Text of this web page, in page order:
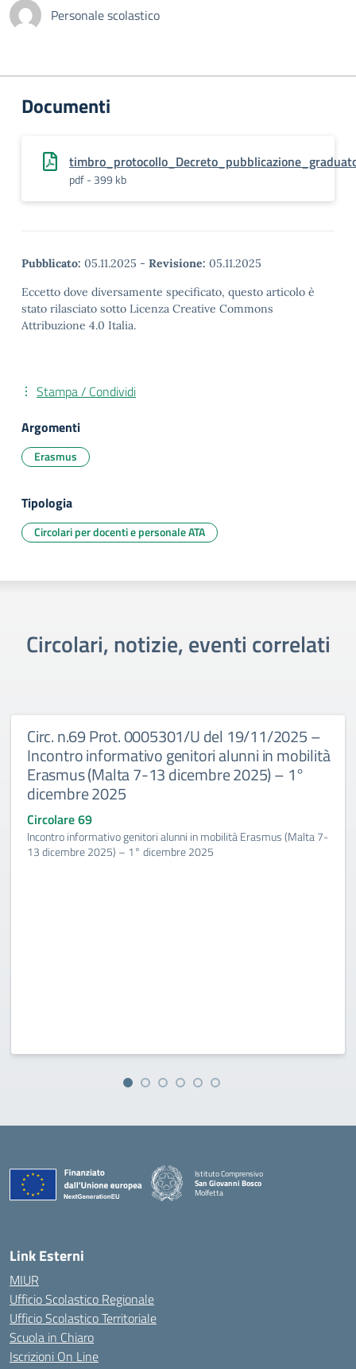
Personale scolastico
Documenti
pdf - 399 kb
Pubblicato: 05.11.2025 - Revisione: 05.11.2025
Eccetto dove diversamente specificato, questo articolo è
stato rilasciato sotto Licenza Creative Commons
Attribuzione 4.0 Italia.
Stampa / Condividi
Argomenti
Erasmus
Tipologia
Circolari per docenti e personale ATA
Circolari, notizie, eventi correlati
Circ. n.69 Prot. 0005301/U del 19/11/2025 –
Incontro informativo genitori alunni in mobilità
Erasmus (Malta 7-13 dicembre 2025) – 1°
dicembre 2025
Circolare 69
Incontro informativo genitori alunni in mobilità Erasmus (Malta 7-
13 dicembre 2025) – 1° dicembre 2025
Istituto Comprensivo
San Giovanni Bosco
Molfetta
Link Esterni
MIUR
Ufficio Scolastico Regionale
Ufficio Scolastico Territoriale
Scuola in Chiaro
Iscrizioni On Line